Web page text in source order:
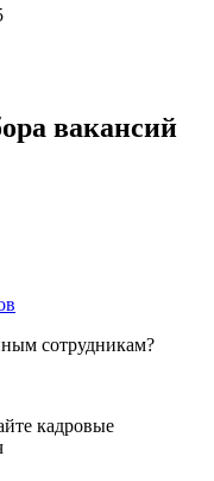
вакансий
сотрудникам?
кадровые